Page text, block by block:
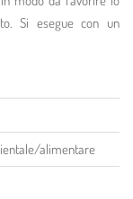
Si esegue con un
alimentare